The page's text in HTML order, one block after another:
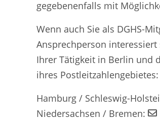
gegebenenfalls mit
Wenn auch Sie als DGHS-
Ansprechperson
Ihrer Tätigkeit in Berlin und
ihres Postleitzahlengebietes:
Hamburg / Schleswig-
Niedersachsen / Bremen: